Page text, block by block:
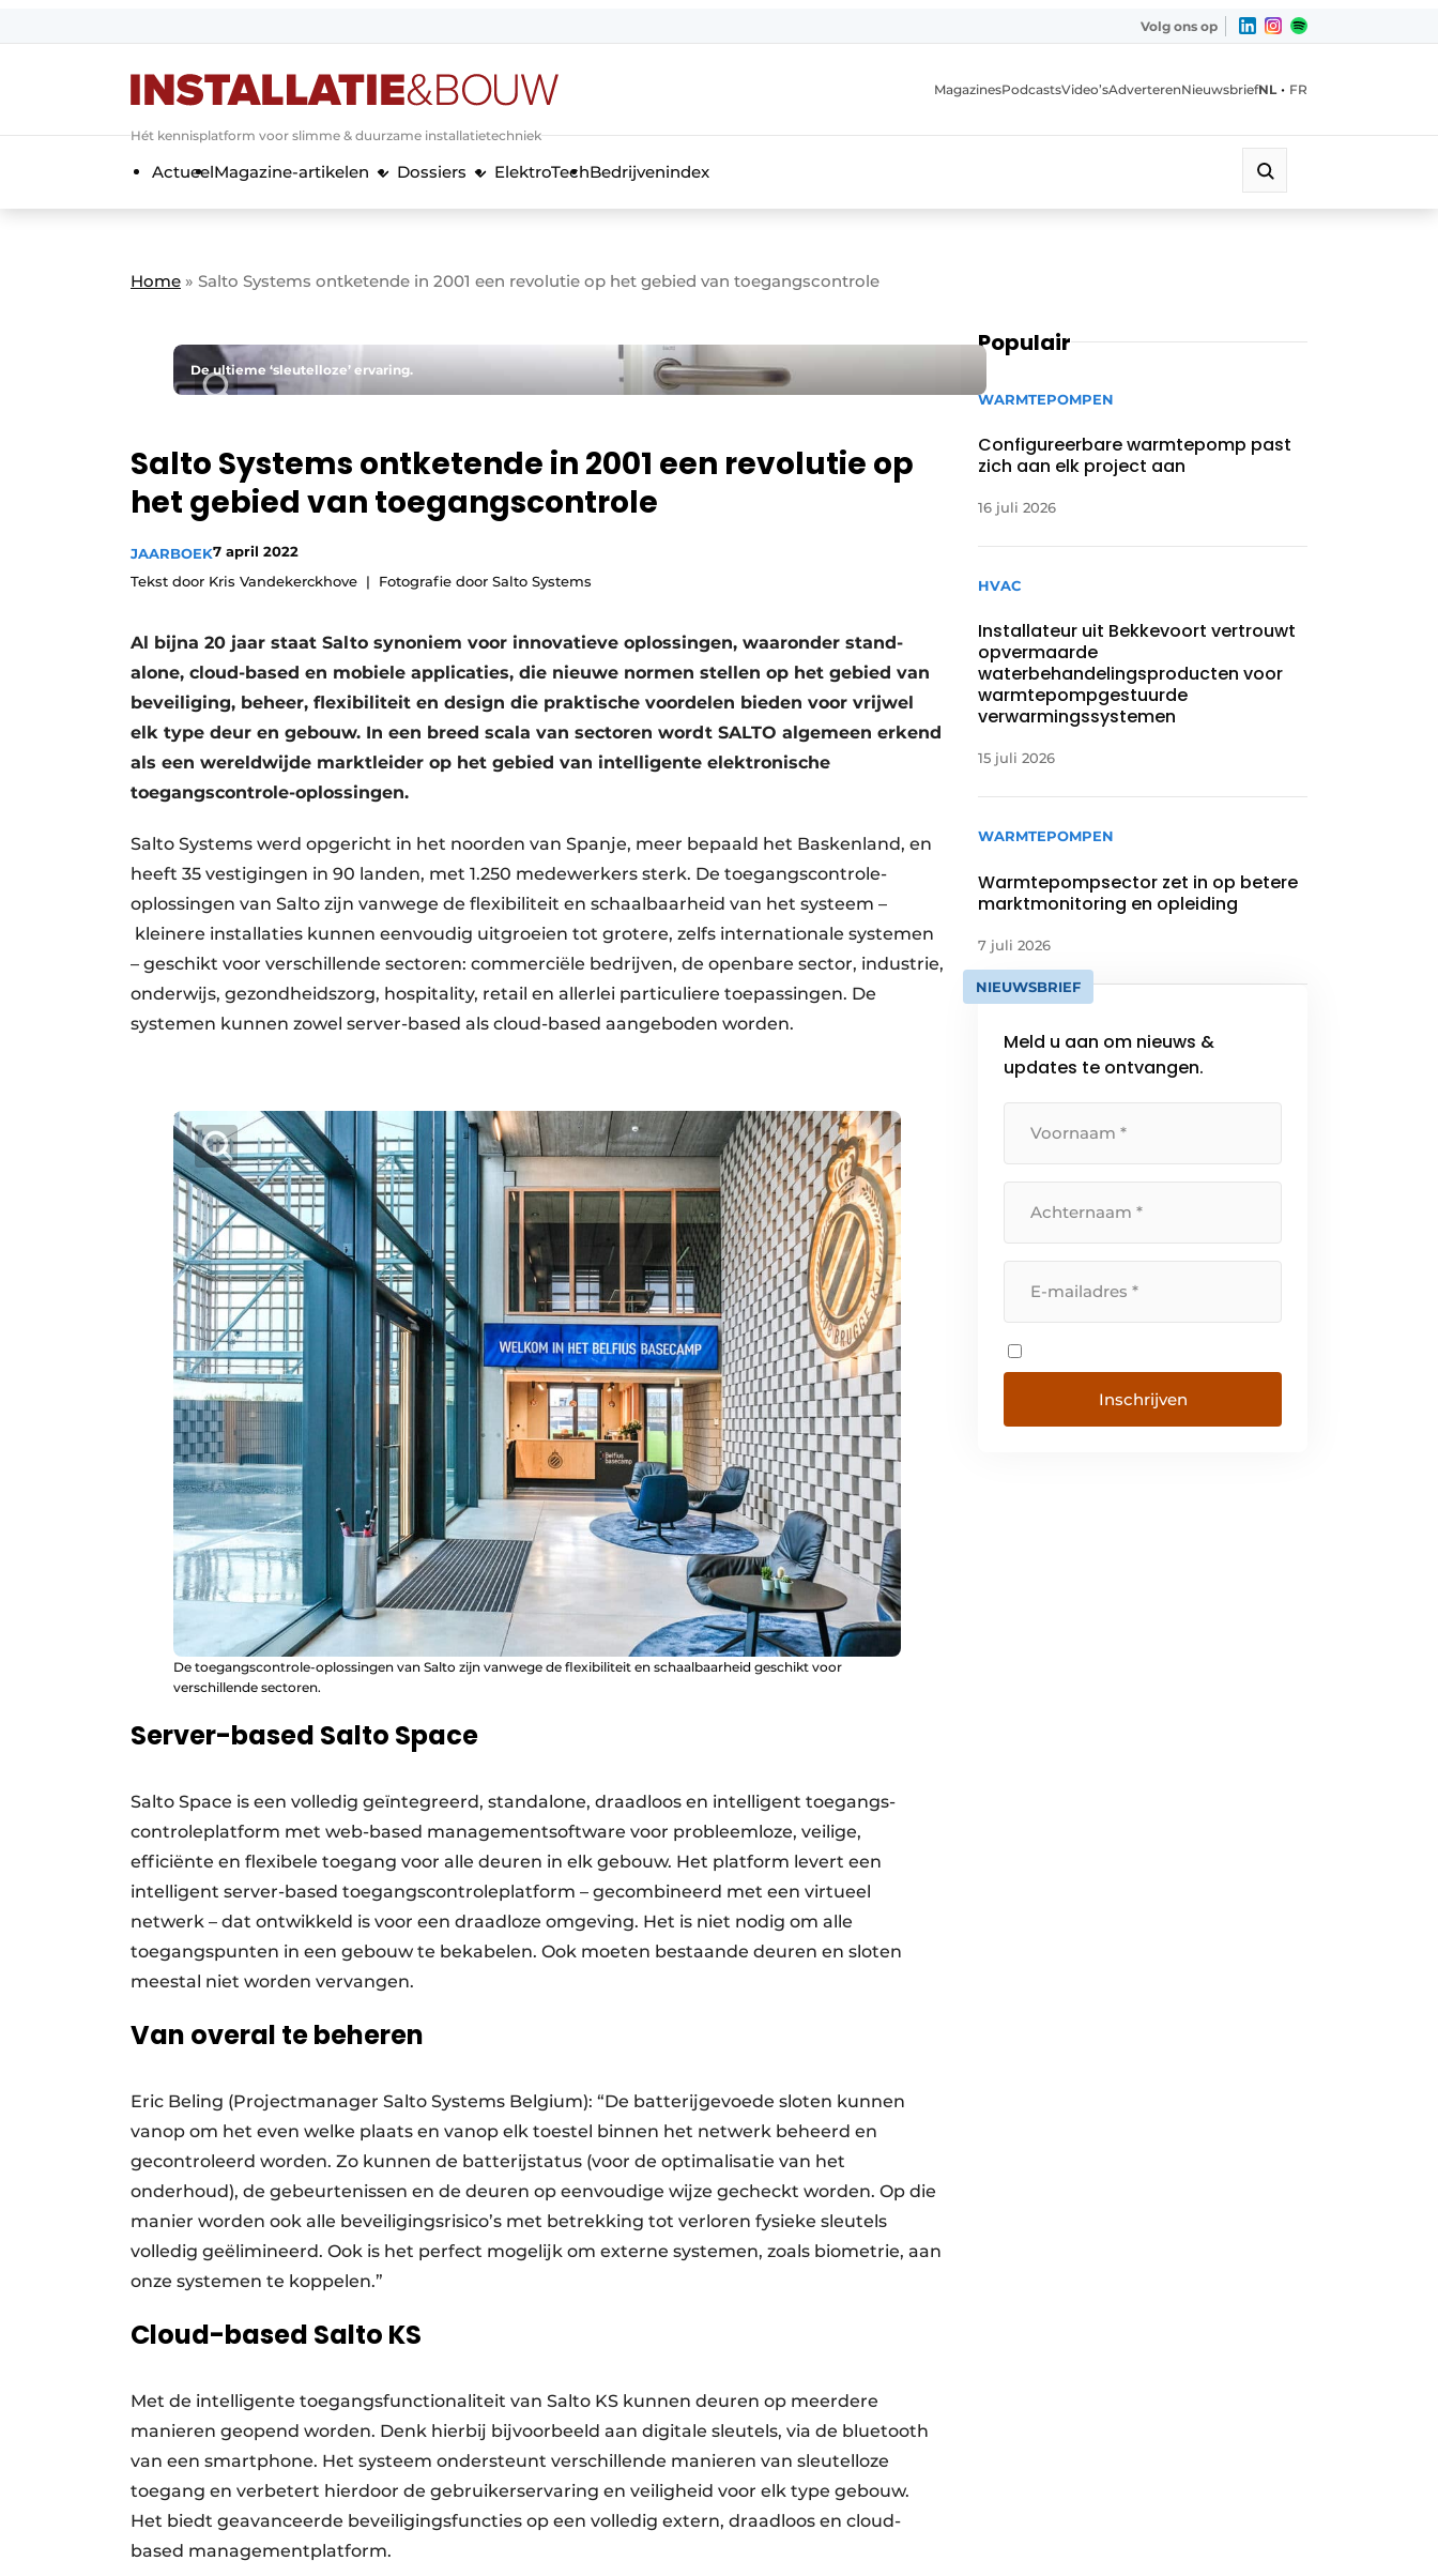
Algemene voorwaarden
Banner overzicht
BedrijvenAanmeldenBedankt voor de aanmelding
Bedrijven
Evenement aanmelden
Meest gelezen
Nieuwsbrief
Privacy / Cookie statement
Vacature aanmelden
Video’s
Volg ons op
Hét kennisplatform voor slimme & duurzame installatietechniek
MagazinesPodcastsVideo’sAdverterenNieuwsbriefNL • FR
ActueelMagazine-artikelen Dossiers ElektroTechBedrijvenindex
Home » Salto Systems ontketende in 2001 een ­revolutie op het ­gebied van toegangscontrole
De ultieme ‘sleutelloze’ ervaring.
Salto Systems ontketende in 2001 een ­revolutie op
het ­gebied van toegangscontrole
JAARBOEK7 april 2022
Tekst door Kris Vandekerckhove
Fotografie door Salto Systems
Al bijna 20 jaar staat Salto synoniem voor innovatieve oplossingen, waaronder stand-
alone, cloud-based en mobiele applicaties, die nieuwe normen stellen op het gebied van
beveiliging, beheer, flexibiliteit en design die praktische voordelen bieden voor vrijwel
elk type deur en gebouw. In een breed scala van sectoren wordt SALTO algemeen erkend
als een wereldwijde marktleider op het gebied van intelligente elektronische
toegangscontrole-oplossingen.
Salto Systems werd opgericht in het noorden van Spanje, meer bepaald het Baskenland, en
heeft 35 vestigingen in 90 landen, met 1.250 mede­werkers sterk. De toegangs­controle-
oplossingen van Salto zijn vanwege de flexi­bili­teit en schaalbaarheid van het systeem –
kleinere installaties kunnen eenvoudig uitgroeien tot gro­tere, zelfs inter­nationale systemen
– geschikt voor verschillende sectoren: commerciële bedrijven, de openbare sector, industrie,
onderwijs, gezondheids­zorg, hospitality, retail en allerlei parti­culiere toe­passingen. De
systemen kunnen zowel server-based als cloud-based aangeboden worden.
De toegangscontrole-oplossingen van Salto zijn vanwege de flexibiliteit en schaalbaarheid geschikt voor
verschillende sectoren.
Server-based Salto Space
Salto Space is een volledig geïntegreerd, standa­lone, draad­loos en intelli­gent toegangs­
controle­platform met web-based management­software voor probleem­loze, veilige,
efficiënte en flexibele toegang voor alle deuren in elk gebouw. Het platform levert een
intelligent server-based toegangs­controle­platform – gecombineerd met een vir­tueel
netwerk – dat ontwikkeld is voor een draad­loze omgeving. Het is niet nodig om alle
toegangs­punten in een gebouw te bekabelen. Ook moeten bestaande deuren en sloten
meestal niet worden vervangen.
Van overal te beheren
Eric Beling (Projectmanager Salto Systems Belgium): “De batterij­gevoede sloten kunnen
van­op om het even welke plaats en vanop elk toestel binnen het netwerk beheerd en
gecontroleerd wor­den. Zo kunnen de batterij­status (voor de optimalisatie van het
onderhoud), de gebeurtenissen en de deuren op eenvoudige wijze gecheckt worden. Op die
manier worden ook alle beveiligingsrisico’s met betrekking tot verloren fysieke sleutels
volledig geëlimineerd. Ook is het perfect mogelijk om externe systemen, zoals biometrie, aan
onze systemen te koppelen.”
Cloud-based Salto KS
Met de intelligente toegangsfunctionaliteit van Salto KS kunnen deuren op meerdere
manieren geopend worden. Denk hierbij bijvoorbeeld aan digi­tale sleutels, via de bluetooth
van een smart­phone. Het systeem ondersteunt verschillende manieren van sleutelloze
toegang en verbetert hierdoor de gebruikerservaring en veiligheid voor elk type gebouw.
Het biedt geavanceerde beveiligingsfuncties op een volledig extern, draadloos en cloud-
based managementplatform.
Populair
WARMTEPOMPEN
Configureerbare warmtepomp past
zich aan elk project aan
16 juli 2026
HVAC
Installateur uit Bekkevoort vertrouwt
opvermaarde
waterbehandelingsproducten voor
warmtepompgestuurde
verwarmingssystemen
15 juli 2026
WARMTEPOMPEN
Warmtepompsector zet in op betere
marktmonitoring en opleiding
7 juli 2026
NIEUWSBRIEF
Meld u aan om nieuws &
updates te ontvangen.